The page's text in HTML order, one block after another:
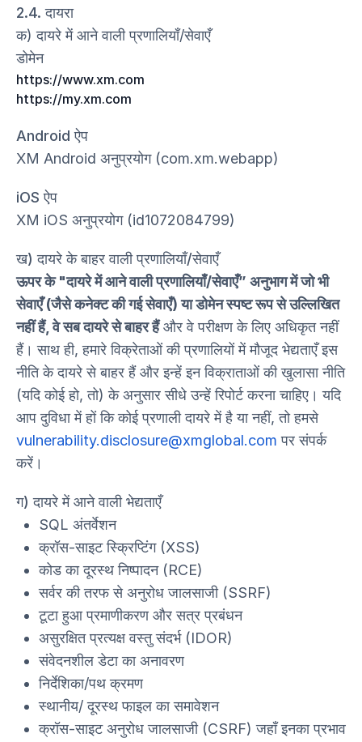
2.4. दायरा
क) दायरे में आने वाली प्रणालियाँ/सेवाएँ
डोमेन
https://www.xm.com
https://my.xm.com
Android ऐप
XM Android अनुप्रयोग (com.xm.webapp)
iOS ऐप
XM iOS अनुप्रयोग (id1072084799)
ख) दायरे के बाहर वाली प्रणालियाँ/सेवाएँ
ऊपर के "दायरे में आने वाली प्रणालियाँ/सेवाएँ” अनुभाग में जो भी
सेवाएँ (जैसे कनेक्ट की गई सेवाएँ) या डोमेन स्पष्ट रूप से उल्लिखित
नहीं हैं, वे सब दायरे से बाहर हैंऔर वे परीक्षण के लिए अधिकृत नहीं
हैं। साथ ही, हमारे विक्रेताओं की प्रणालियों में मौजूद भेद्यताएँ इस
नीति के दायरे से बाहर हैं और इन्हें इन विक्राताओं की खुलासा नीति
(यदि कोई हो, तो) के अनुसार सीधे उन्हें रिपोर्ट करना चाहिए। यदि
आप दुविधा में हों कि कोई प्रणाली दायरे में है या नहीं, तो हमसे
vulnerability.disclosure@xmglobal.com पर संपर्क
करें।
ग) दायरे में आने वाली भेद्यताएँ
SQL अंतर्वेशन
क्रॉस-साइट स्क्रिप्टिंग (XSS)
कोड का दूरस्थ निष्पादन (RCE)
सर्वर की तरफ से अनुरोध जालसाजी (SSRF)
टूटा हुआ प्रमाणीकरण और सत्र प्रबंधन
असुरक्षित प्रत्यक्ष वस्तु संदर्भ (IDOR)
संवेदनशील डेटा का अनावरण
निर्देशिका/पथ क्रमण
स्थानीय/ दूरस्थ फाइल का समावेशन
क्रॉस-साइट अनुरोध जालसाजी (CSRF) जहाँ इनका प्रभाव